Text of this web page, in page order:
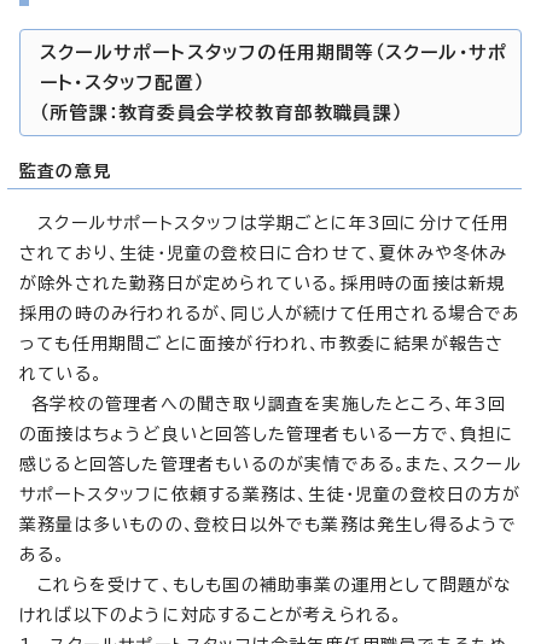
スクールサポートスタッフの任用期間等（スクール・サポ
ート・スタッフ配置）
（所管課：教育委員会学校教育部教職員課）
監査の意見
スクールサポートスタッフは学期ごとに年3回に分けて任用
されており、生徒・児童の登校日に合わせて、夏休みや冬休み
が除外された勤務日が定められている。採用時の面接は新規
採用の時のみ行われるが、同じ人が続けて任用される場合であ
っても任用期間ごとに面接が行われ、市教委に結果が報告さ
れている。
各学校の管理者への聞き取り調査を実施したところ、年3回
の面接はちょうど良いと回答した管理者もいる一方で、負担に
感じると回答した管理者もいるのが実情である。また、スクール
サポートスタッフに依頼する業務は、生徒・児童の登校日の方が
業務量は多いものの、登校日以外でも業務は発生し得るようで
ある。
これらを受けて、もしも国の補助事業の運用として問題がな
ければ以下のように対応することが考えられる。